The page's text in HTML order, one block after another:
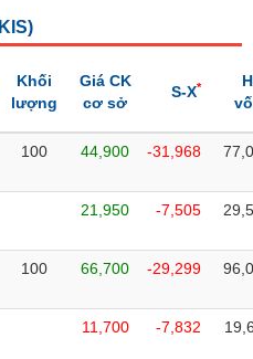
KIS)
Khối
lượng
Giá CK
cơ sở
S-X*
100 44,900 -31,968
21,950 -7,505
100 66,700 -29,299
11,700 -7,832